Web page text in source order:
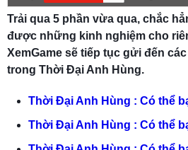
game mới hơn nhé!
Trải qua 5 phần vừa qua, chắc
được những kinh nghiệm cho
XemGame sẽ tiếp tục gửi đến
trong Thời Đại Anh Hùng.
Thời Đại Anh Hùng : Có thể
Thời Đại Anh Hùng : Có thể